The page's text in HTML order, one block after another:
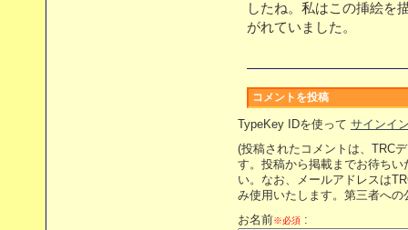
したね。私はこの挿絵を
がれていました。
コメントを投稿
TypeKey IDを使って サインイ
(投稿されたコメントは、TRC
す。投稿から掲載までお待ち
い。なお、メールアドレスは
み使用いたします。第三者へ
お名前※必須 :